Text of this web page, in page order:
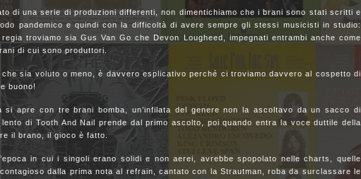
di una serie di produzioni differenti, non dimentichiamo che i brani sono stati scritti e
pandemico e quindi con la difficoltà di avere sempre gli stessi musicisti in studio:
troviamo sia Gus Van Go che Devon Lougheed, impegnati entrambi anche come
di cui sono produttori.
sia voluto o meno, è davvero esplicativo perché ci troviamo davvero al cospetto di
buono!
si apre con tre brani bomba, un’infilata del genere non la ascoltavo da un sacco di
lento di Tooth And Nail prende dal primo ascolto, poi quando entra la voce duttile della
il brano, il gioco è fatto.
in cui i singoli erano solidi e non aerei, avrebbe spopolato nelle charts, quelle
dalla prima nota al refrain, cantato con la Strautman, roba da surclassare le